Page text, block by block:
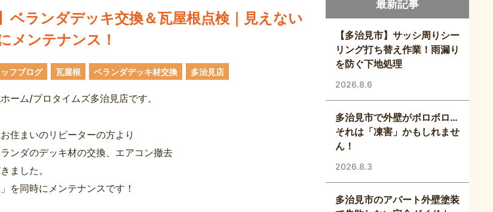
ベランダデッキ交換＆瓦屋根点検｜見えない
メンテナンス！
フブログ 瓦屋根 ベランダデッキ材交換 多治見店
ーム/プロタイムズ多治見店です。
住まいのリピーターの方より
ンダのデッキ材の交換、エアコン撤去
ました。
を同時にメンテナンスです！
最新記事
【多治見市】サッシ周りシー
リング打ち替え作業！雨漏り
を防ぐ下地処理
2026.8.6
多治見市で外壁がボロボロ…
それは「凍害」かもしれませ
ん！
2026.8.3
多治見市のアパート外壁塗装